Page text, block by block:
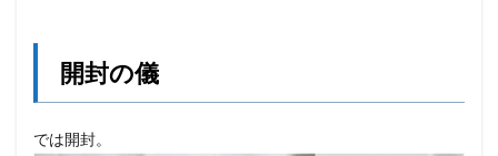
開封の儀
では開封。